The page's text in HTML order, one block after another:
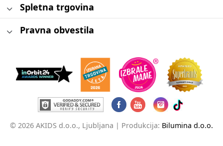
Spletna trgovina
Pravna obvestila
© 2026 AKIDS d.o.o., Ljubljana | Produkcija: Bilumina d.o.o.